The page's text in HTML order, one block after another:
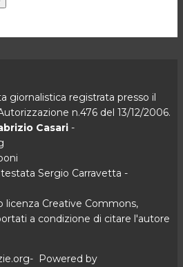
giornalistica registrata presso il
n.476 del 13/12/2006.
Casari -
Sergio Carravetta -
licenza Creative Commons,
a condizione di citare l'autore
Powered by